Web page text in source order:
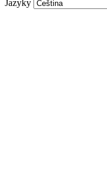
Jazyky